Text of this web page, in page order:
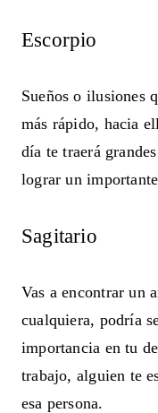
Escorpio
Sueños o ilusiones
más rápido, hacia
día te traerá
lograr un
Sagitario
Vas a encontrar un
cualquiera, podría
importancia en tu
trabajo, alguien te
esa persona.